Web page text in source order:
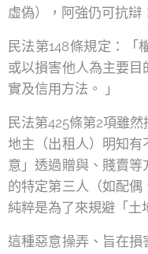
虛偽），阿強仍可抗辯
民法第148條規定：「
或以損害他人為主要
實及信用方法。 」
民法第425條第2項雖
地主（出租人）明知
意」透過贈與、賤賣
的特定第三人（如配偶
純粹是為了來規避「土
這種惡意操弄、旨在